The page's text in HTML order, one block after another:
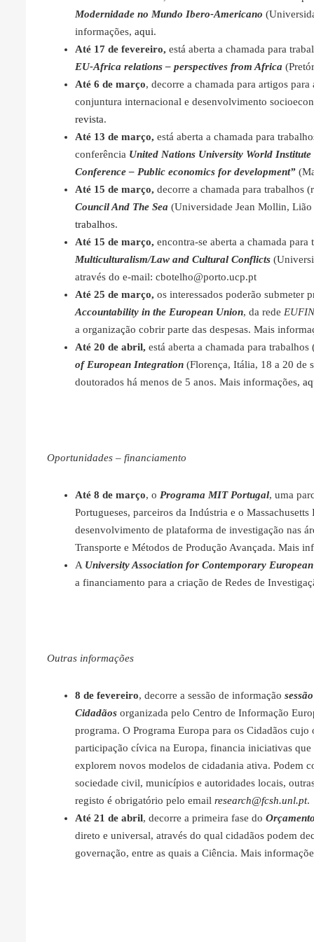
Modernidade no Mundo Ibero-Americano
informações, aqui.
Até 17 de fevereiro, está aberta a chamada para
EU-Africa relations – perspectives from Africa
Até 6 de março, decorre a chamada para artigos para
conjuntura internacional e desenvolvimento
revista.
Até 13 de março, está aberta a chamada para
conferência United Nations University World
Conference – Public economics for development”
Até 15 de março, decorre a chamada para trabalhos
Council And The Sea (Universidade Jean Mollin,
trabalhos.
Até 15 de março, encontra-se aberta a chamada
Multiculturalism/Law and Cultural Conflicts
através do e-mail: cbotelho@porto.ucp.pt
Até 25 de março, os interessados poderão submeter
Accountability in the European Union, da rede
a organização cobrir parte das despesas. Mais
Até 20 de abril, está aberta a chamada para
of European Integration (Florença, Itália, 18 a 20 de
doutorados há menos de 5 anos. Mais informações,
Oportunidades – financiamento
Até 8 de março, o Programa MIT Portugal, uma
Portugueses, parceiros da Indústria e o
desenvolvimento de plataforma de investigação nas
Transporte e Métodos de Produção Avançada. Mais
A University Association for Contemporary
a financiamento para a criação de Redes de
Outras informações
8 de fevereiro, decorre a sessão de informação
Cidadãos organizada pelo Centro de Informação
programa. O Programa Europa para os Cidadãos
participação cívica na Europa, financia iniciativas
explorem novos modelos de cidadania ativa. Podem
sociedade civil, municípios e autoridades locais,
registo é obrigatório pelo email research@fcsh.unl.pt.
Até 21 de abril, decorre a primeira fase do
direto e universal, através do qual cidadãos podem
governação, entre as quais a Ciência. Mais